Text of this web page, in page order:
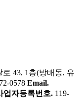
43, 1층(방배동, 유
0578 Email.
업자등록번호. 119-